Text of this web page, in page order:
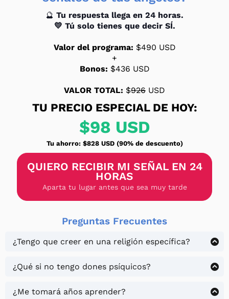
🔮 Tu respuesta llega en 24 horas.
💛 Tú solo tienes que decir SÍ.
Valor del programa: $490 USD
+
Bonos: $436 USD
VALOR TOTAL: $926 USD
TU PRECIO ESPECIAL DE HOY:
$98 USD
Tu ahorro: $828 USD (90% de descuento)
QUIERO RECIBIR MI SEÑAL EN 24
HORAS
Aparta tu lugar antes que sea muy tarde
Preguntas Frecuentes
¿Tengo que creer en una religión específica?
no religión. Los ángeles atienden a todos.
¿Qué si no tengo dones psíquicos?
naturales. La técnica los ACTIVA en cualquiera.
¿Me tomará años aprender?